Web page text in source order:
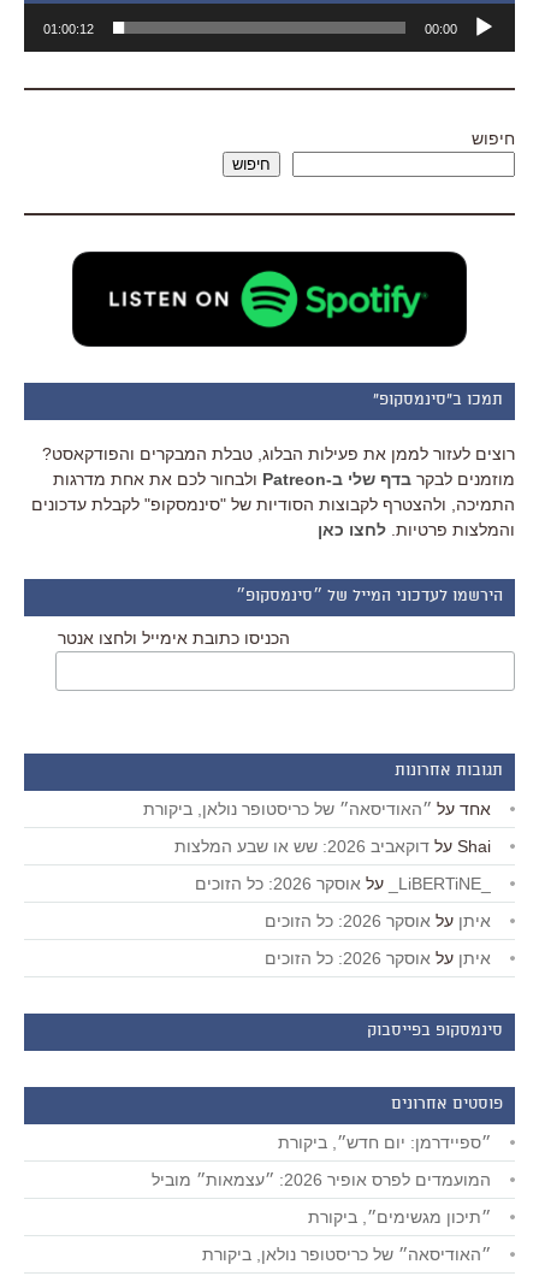
אודיו
00:00
01:00:12
חיפוש
חיפוש
תמכו ב"סינמסקופ"
רוצים לעזור לממן את פעילות הבלוג, טבלת המבקרים והפודקאסט?
מוזמנים לבקר בדף שלי ב-Patreon
ולבחור לכם את אחת מדרגות
התמיכה, ולהצטרף לקבוצות הסודיות של "סינמסקופ" לקבלת עדכונים
והמלצות פרטיות. לחצו כאן
הירשמו לעדכוני המייל של ״סינמסקופ״
הכניסו כתובת אימייל ולחצו אנטר
תגובות אחרונות
אחד על ״האודיסאה״ של כריסטופר נולאן, ביקורת
Shai על דוקאביב 2026: שש או שבע המלצות
על אוסקר 2026: כל הזוכים
איתן על אוסקר 2026: כל הזוכים
איתן על אוסקר 2026: כל הזוכים
סינמסקופ בפייסבוק
פוסטים אחרונים
״ספיידרמן: יום חדש״, ביקורת
המועמדים לפרס אופיר 2026: ״עצמאות״ מוביל
״תיכון מגשימים״, ביקורת
״האודיסאה״ של כריסטופר נולאן, ביקורת